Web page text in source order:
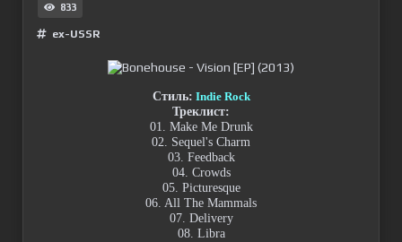
833
ex-USSR
Стиль: Indie Rock
Треклист:
01. Make Me Drunk
02. Sequel's Charm
03. Feedback
04. Crowds
05. Picturesque
06. All The Mammals
07. Delivery
08. Libra